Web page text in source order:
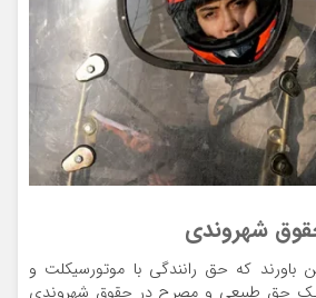
شهروندی
باورند که حق رانندگی با موتورسیکلت و
یک حق طبیعی و مصرح در حقوق شهروندی